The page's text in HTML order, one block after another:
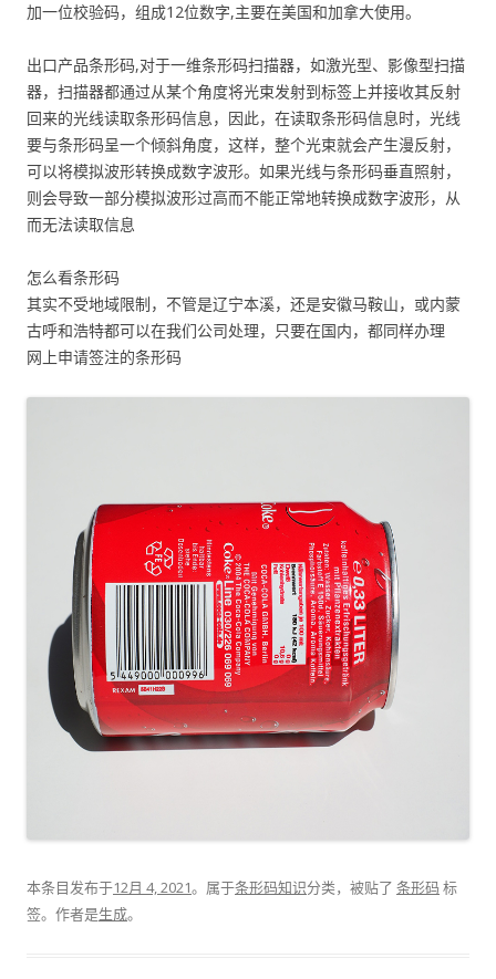
加一位校验码，组成12位数字,主要在美国和加拿大使用。
出口产品条形码,对于一维条形码扫描器，如激光型、影像型扫描
器，扫描器都通过从某个角度将光束发射到标签上并接收其反射
回来的光线读取条形码信息，因此，在读取条形码信息时，光线
要与条形码呈一个倾斜角度，这样，整个光束就会产生漫反射，
可以将模拟波形转换成数字波形。如果光线与条形码垂直照射，
则会导致一部分模拟波形过高而不能正常地转换成数字波形，从
而无法读取信息
怎么看条形码
其实不受地域限制，不管是辽宁本溪，还是安徽马鞍山，或内蒙
古呼和浩特都可以在我们公司处理，只要在国内，都同样办理
网上申请签注的条形码
本条目发布于12月 4, 2021。属于条形码知识分类，被贴了 条形码 标
签。 作者是生成。